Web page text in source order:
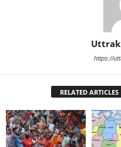
https://
RELATED ARTICLES